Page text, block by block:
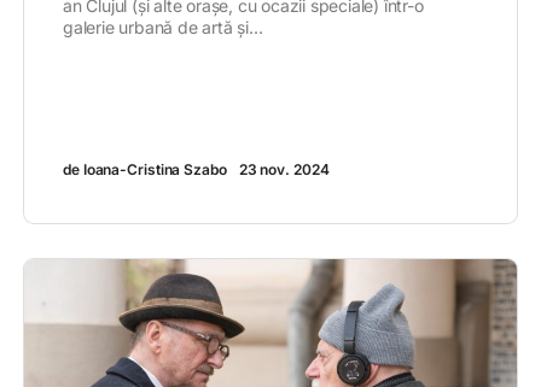
an Clujul (și alte orașe, cu ocazii speciale) într-o
galerie urbană de artă și...
de Ioana-Cristina Szabo 23 nov. 2024